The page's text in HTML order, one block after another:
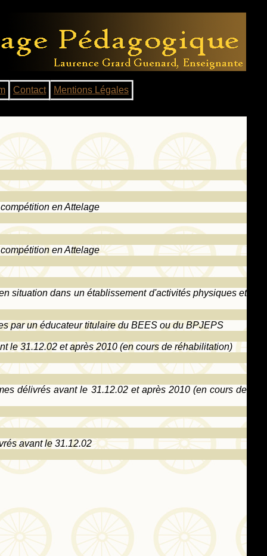
Contact Mentions Légales
en Attelage
en Attelage
situation dans un établissement d'activités physiques et
par un éducateur titulaire du BEES ou du BPJEPS
le 31.12.02 et après 2010 (en cours de réhabilitation)
délivrés avant le 31.12.02 et après 2010 (en cours de
avant le 31.12.02